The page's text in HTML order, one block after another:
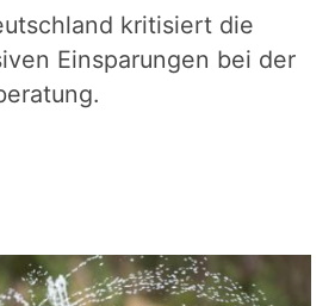
kritisiert die
Einsparungen bei der